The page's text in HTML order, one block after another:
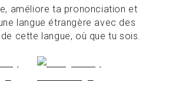
améliore ta prononciation et
langue étrangère avec des
cette langue, où que tu sois.